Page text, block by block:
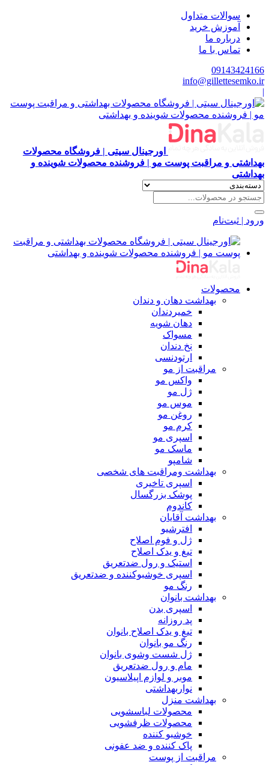
سوالات متداول
آموزش خرید
درباره ما
تماس با ما
09143424166
info@gillettesemko.ir
|
اورجینال سیتی | فروشگاه محصولات
بهداشتی و مراقبت پوست مو | فروشنده محصولات شوینده و
بهداشتی
ورود | ثبت‌نام
محصولات
بهداشت دهان و دندان
خمیردندان
دهان شویه
مسواک
نخ دندان
ارتودنسی
مراقبت از مو
واکس مو
ژل مو
موس مو
روغن مو
کرم مو
اسپری مو
ماسک مو
شامپو
بهداشت ومراقبت های شخصی
اسپری تاخیری
پوشک بزرگسال
کاندوم
بهداشت آقایان
افترشیو
ژل و فوم اصلاح
تیغ و یدک اصلاح
استیک و رول ضدتعریق
اسپری خوشبوکننده و ضدتعریق
رنگ مو
بهداشت بانوان
اسپری بدن
پد روزانه
تیغ و یدک اصلاح بانوان
رنگ مو بانوان
ژل شست وشوی بانوان
مام و رول ضدتعریق
موبر و لوازم اپیلاسیون
نواربهداشتی
بهداشت منزل
محصولات لباسشویی
محصولات ظرفشویی
خوشبو کننده
پاک کننده و ضد عفونی
مراقبت از پوست